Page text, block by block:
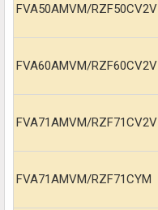
FVA50AMVM/RZF50CV2V
FVA60AMVM/RZF60CV2V
FVA71AMVM/RZF71CV2V
FVA71AMVM/RZF71CYM